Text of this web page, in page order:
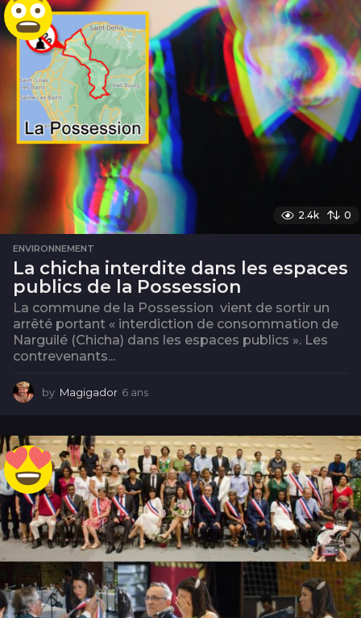
2.4k 0
ENVIRONNEMENT
La chicha interdite dans les espaces
publics de la Possession
La commune de la Possession vient de sortir un
arrêté portant « interdiction de consommation de
Narguilé (Chicha) dans les espaces publics ». Les
contrevenants...
by Magigador 6 ans
s